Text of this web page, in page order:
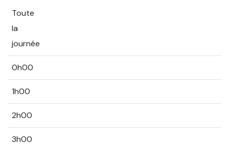
Toute
la
journée
0h00
1h00
2h00
3h00